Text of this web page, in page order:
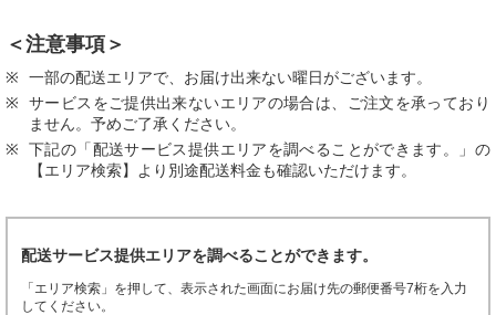
＜注意事項＞
一部の配送エリアで、お届け出来ない曜日がございます。
サービスをご提供出来ないエリアの場合は、ご注文を承っており
ません。予めご了承ください。
下記の「配送サービス提供エリアを調べることができます。」の
【エリア検索】より別途配送料金も確認いただけます。
配送サービス提供エリアを調べることができます。
「エリア検索」を押して、表示された画面にお届け先の郵便番号7桁を入力
してください。